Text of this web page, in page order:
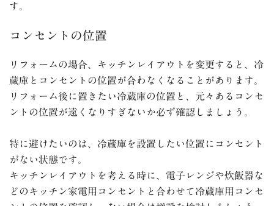
す。
コンセントの位置
リフォームの場合、キッチンレイアウトを変更すると、冷
蔵庫とコンセントの位置が合わなくなることがあります。
リフォーム後に置きたい冷蔵庫の位置と、元々あるコンセ
ントの位置が遠くなりすぎないか必ず確認しましょう。
特に避けたいのは、冷蔵庫を設置したい位置にコンセント
がない状態です。
キッチンレイアウトを考える時に、電子レンジや炊飯器な
どのキッチン家電用コンセントと合わせて冷蔵庫用コンセ